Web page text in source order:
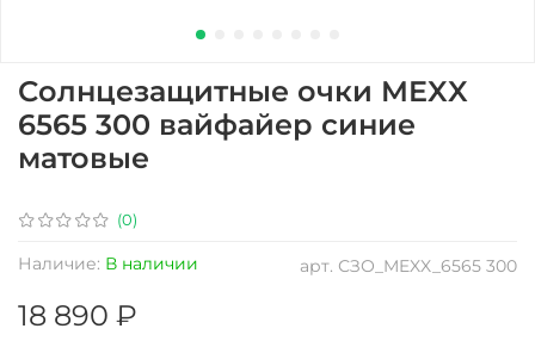
(0)
арт. СЗО_MEXX_6565 300
Наличие: В наличии
Солнцезащитные очки MEXX
6565 300 вайфайер синие
матовые
18 890 ₽